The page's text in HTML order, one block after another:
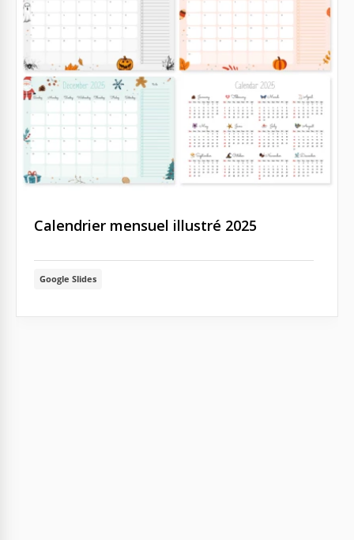
Calendrier mensuel illustré 2025
Google Slides